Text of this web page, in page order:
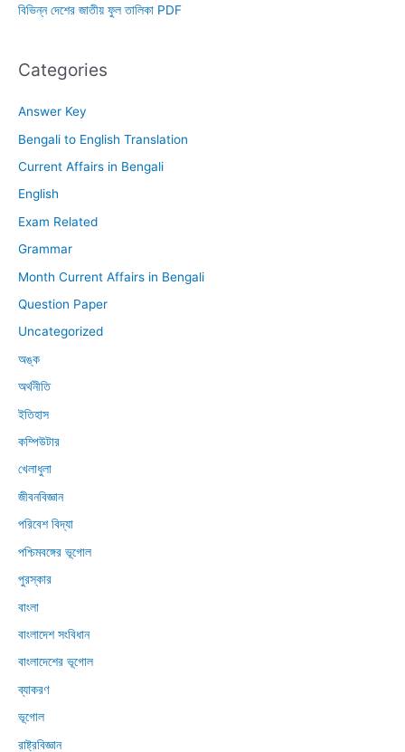
বিভিন্ন দেশের জাতীয় ফুল তালিকা PDF
Categories
Answer Key
Bengali to English Translation
Current Affairs in Bengali
English
Exam Related
Grammar
Month Current Affairs in Bengali
Question Paper
Uncategorized
অঙ্ক
অর্থনীতি
ইতিহাস
কম্পিউটার
খেলাধুলা
জীবনবিজ্ঞান
পরিবেশ বিদ্যা
পশ্চিমবঙ্গের ভূগোল
পুরস্কার
বাংলা
বাংলাদেশ সংবিধান
বাংলাদেশের ভূগোল
ব্যাকরণ
ভূগোল
রাষ্ট্রবিজ্ঞান